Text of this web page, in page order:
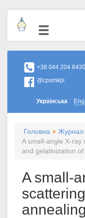
+38 044 204 8430
@cpsmkpi
Українська
Головна Журнал
A small-angle X-ray
and gelatinization of
A small-